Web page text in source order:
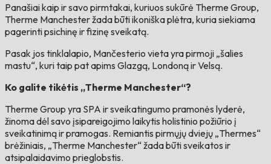
Panašiai kaip ir savo pirmtakai, kuriuos sukūrė Therme Group,
Therme Manchester žada būti ikoniška plėtra, kuria siekiama
pagerinti psichinę ir fizinę sveikatą.
Pasak jos tinklalapio, Mančesterio vieta yra pirmoji „šalies
mastu“, kuri taip pat apims Glazgą, Londoną ir Velsą.
Ko galite tikėtis „Therme Manchester“?
Therme Group yra SPA ir sveikatingumo pramonės lyderė,
žinoma dėl savo įsipareigojimo laikytis holistinio požiūrio į
sveikatinimą ir pramogas. Remiantis pirmųjų dviejų „Thermes“
brėžiniais, „Therme Manchester“ žada būti sveikatos ir
atsipalaidavimo prieglobstis.